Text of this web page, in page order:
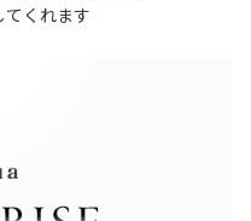
てくれます